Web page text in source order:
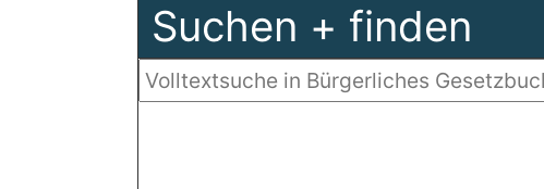
Suchen + finden